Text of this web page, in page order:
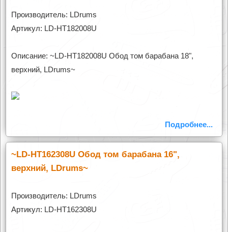
Производитель: LDrums
Артикул: LD-HT182008U
Описание: ~LD-HT182008U Обод том барабана 18",
верхний, LDrums~
Подробнее...
~LD-HT162308U Обод том барабана 16",
верхний, LDrums~
Производитель: LDrums
Артикул: LD-HT162308U